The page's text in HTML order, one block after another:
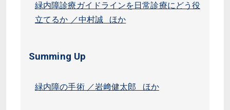
緑内障診療ガイドラインを日常診療にどう役
立てるか ／中村誠 ほか
Summing Up
緑内障の手術 ／岩﨑健太郎 ほか